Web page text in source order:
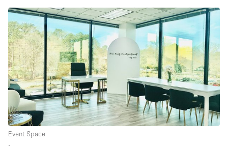
Event Space
∙